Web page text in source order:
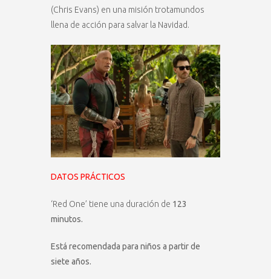
(Chris Evans) en una misión trotamundos
llena de acción para salvar la Navidad.
DATOS PRÁCTICOS
‘Red One’ tiene una duración de 123
minutos.
Está recomendada para niños a partir de
siete años.